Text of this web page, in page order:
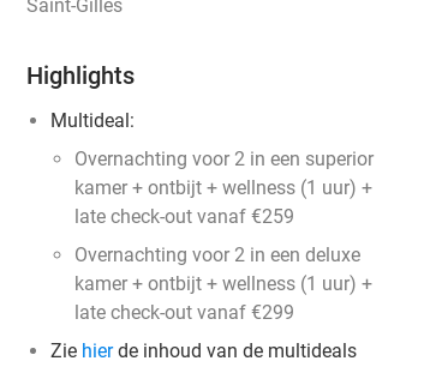
Saint-Gilles
Highlights
Multideal:
​Overnachting voor 2 in een superior
kamer + ontbijt + wellness (1 uur) +
late check-out vanaf €259
Overnachting voor 2 in een deluxe
kamer + ontbijt + wellness (1 uur) +
late check-out vanaf €299
Zie hierde inhoud van de multideals